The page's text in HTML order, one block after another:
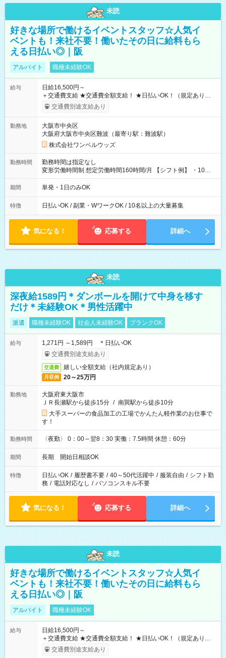
未読
好きな場所で働けるイベントスタッフ☆人気イ
ベントも！来社不要！働いたその日に給料もら
える日払い◎｜阪
アルバイト 職種未経験OK
給与
日給16,500円～
＋交通費支給 ★交通費全額支給！ ★日払いOK！（規定あり） ┗
働いたその日に現金GET♪ お仕事後はコンビニATMから 日払
交通費別途支給あり
勤務地
大阪市中央区
大阪府大阪市中央区難波（最寄り駅：難波駅）
株式会社ワンベルウッズ
勤務時間
勤務時間は指定なし
変形労働時間制 想定労働時間160時間/月 【シフト例】 ・10：
00～20：00
期間 単発・1日のみOK
特徴 日払いOK / 副業・WワークOK / 10名以上の大量募集
気になる！ 応募する 詳細へ
未読
深夜給1589円＊ダンボールを開けて中身を移す
だけ＊未経験OK＊男性活躍中
派遣 職種未経験OK 社会人未経験OK ブランクOK
給与
1,271円 ～1,589円 ＊日払いOK
交通費別途支給あり
交通費 嬉しい全額支給（社内規定あり）
月収例 20～25万円
勤務地
大阪府東大阪市
ＪＲ長瀬駅から徒歩15分 / 南巽駅から徒歩10分
大手スーパーの食品加工の工場でかんたん軽作業のお仕事で
す！
勤務時間 〈夜勤〉 0：00～翌8：30 実働：7.5時間 休憩：60分
期間 長期 開始日相談OK
特徴 日払いOK / 履歴書不要 / 40～50代活躍中 / 服装自由 / シフト勤
務 / 電話対応なし / パソコンスキル不要
気になる！ 応募する 詳細へ
未読
好きな場所で働けるイベントスタッフ☆人気イ
ベントも！来社不要！働いたその日に給料もら
える日払い◎｜阪
アルバイト 職種未経験OK
給与
日給16,500円～
＋交通費支給 ★交通費全額支給！ ★日払いOK！（規定あり） ┗
働いたその日に現金GET♪ お仕事後はコンビニATMから 日払
交通費別途支給あり